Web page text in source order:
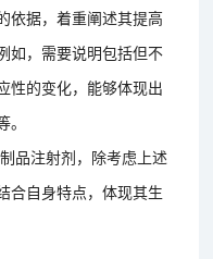
依据，着重阐述其提高
如，需要说明包括但不
性的变化，能够体现出
品注射剂，除考虑上述
合自身特点，体现其生